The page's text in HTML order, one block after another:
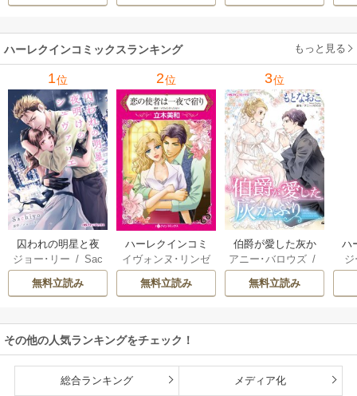
ーガン/星合操/ア
ン･ウィール/ 津寺
里可子
ウェイ/一重夕子
ーディ/海野みつる
サラ･ウッド/流
水凛子
ザ
ハーレクインコミックスランキング もっと見る
1位
囚われの明星と夜
明けのシュヴァリ
エ
ジョー･リー /Sac
hiyo
無料立読み
2位
ハーレクインコミ
ックス セット 202
6年 vol.999
イヴォンヌ･リンゼ
立木美和
ランダ･ジャレッ
ーリー・ペイジ/
曽祢まさこ
無料立読み
3位
伯爵が愛した灰か
ぶり
アニー･バロウズ/
もとなおこ
無料立読み
ハ
ッ
ル
その他の人気ランキングをチェック！
総合ランキング メディア化